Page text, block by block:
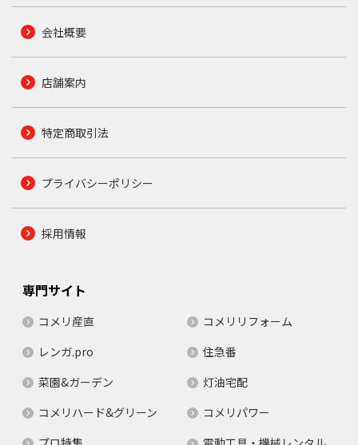
会社概要
店舗案内
特定商取引法
プライバシーポリシー
採用情報
専門サイト
コメリ産直
コメリリフォーム
レンガ.pro
住急番
菜園&ガーデン
灯油宅配
コメリハード&グリーン
コメリパワー